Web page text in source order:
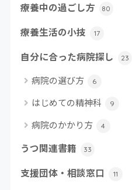
療養中の過ごし方 80
療養生活の小技 17
自分に合った病院探し 23
病院の選び方 6
はじめての精神科 9
病院のかかり方 4
うつ関連書籍 33
支援団体・相談窓口 11